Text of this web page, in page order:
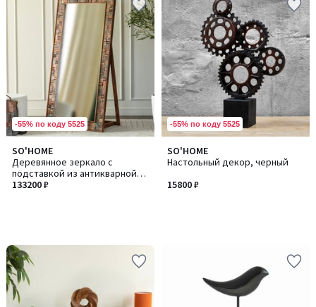
-55% по коду 5525
SO'HOME
Деревянное зеркало с
подставкой из антикварной
древесины манго
133200 ₽
-55% по коду 5525
SO'HOME
Настольный декор, черный
15800 ₽